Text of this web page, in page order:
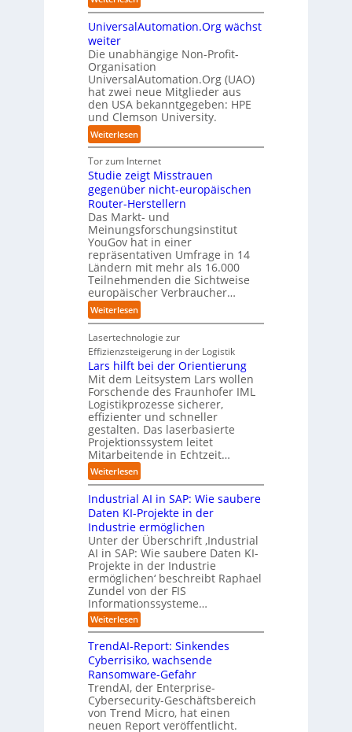
t
z
f
a
c
t
o
r
y
-
A
u
s
b
a
u
n
n
D
e
u
t
s
c
h
l
a
n
d
f
r
p
r
a
x
i
s
n
a
e
A
u
t
o
m
a
t
i
s
i
e
r
u
n
g
s
l
ö
s
u
n
g
e
n
l
i
c
k
t
a
u
f
d
i
e
Z
u
k
n
f
t
d
e
r
I
n
d
t
r
i
e
a
u
t
o
m
a
i
s
i
e
r
u
n
g
S
o
i
d
S
y
s
t
e
m
T
e
a
m
t
r
i
t
t
I
n
d
u
t
r
i
a
l
B
s
i
n
e
s
s
E
c
o
y
s
t
e
m
v
o
n
F
o
r
m
UniversalAutomation.Org wächst
weiter
Die unabhängige Non-Profit-
Organisation
UniversalAutomation.Org (UAO)
hat zwei neue Mitglieder aus
den USA bekanntgegeben: HPE
und Clemson University.
Weiterlesen:
U
n
i
v
e
r
s
a
l
A
u
t
o
m
a
t
i
o
n
.
O
g
w
ä
c
h
s
t
w
e
i
t
e
r
Tor zum Internet
Studie zeigt Misstrauen
gegenüber nicht-europäischen
Router-Herstellern
Das Markt- und
Meinungsforschungsinstitut
YouGov hat in einer
repräsentativen Umfrage in 14
Ländern mit mehr als 16.000
Teilnehmenden die Sichtweise
europäischer Verbraucher…
Weiterlesen:
S
t
u
d
i
e
z
e
i
g
t
M
i
s
s
t
r
a
u
e
n
g
e
g
e
n
ü
b
e
r
n
Lasertechnologie zur
Effizienzsteigerung in der Logistik
Lars hilft bei der Orientierung
Mit dem Leitsystem Lars wollen
Forschende des Fraunhofer IML
Logistikprozesse sicherer,
effizienter und schneller
gestalten. Das laserbasierte
Projektionssystem leitet
Mitarbeitende in Echtzeit…
Weiterlesen:
L
a
r
s
h
l
f
t
b
e
i
d
e
r
O
r
i
e
Industrial AI in SAP: Wie saubere
Daten KI-Projekte in der
Industrie ermöglichen
Unter der Überschrift ‚Industrial
AI in SAP: Wie saubere Daten KI-
Projekte in der Industrie
ermöglichen‘ beschreibt Raphael
Zundel von der FIS
Informationssysteme…
Weiterlesen:
I
n
d
u
s
t
r
i
a
l
TrendAI-Report: Sinkendes
Cyberrisiko, wachsende
Ransomware-Gefahr
TrendAI, der Enterprise-
Cybersecurity-Geschäftsbereich
von Trend Micro, hat einen
neuen Report veröffentlicht.